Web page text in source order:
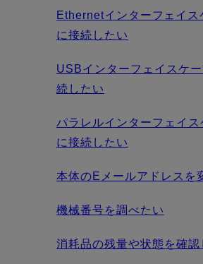
Ethernetインターフェイス
に接続したい
USBインターフェイスケ
続したい
パラレルインターフェイス
に接続したい
本体のEメールアドレスを
機械番号を調べたい
消耗品の残量や状態を確認